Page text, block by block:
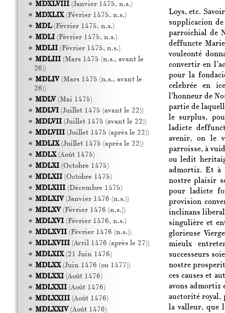
Loys, etc.
supplicacion
parroichial de
deffuncte
vouleonté
convertir en
pour la
celebrée en
l’honneur de
partie de
le surplus,
ladicte
avenir, on le
parroisse, à
ou ledit
admortiz. Et à
nostre plaisir
pour ladicte
provision
inclinans
singulière et
glorieuse
mieulx
successeurs
nostre
ces causes et
avons admortiz
auctorité royal,
la valleur, que
MDXLVIII(Janvier 1475, n.s.)
MDXLIX(Février 1475, n.s.)
MDL(Février 1475, n.s.)
MDLI(Février 1475, n.s.)
MDLII(Février 1475, n.s.)
MDLIII(Mars 1475 (n.s., avant le
26))
MDLIV(Mars 1475 (n.s., avant le
26))
MDLV(Mai 1475)
MDLVI(Juillet 1475 (avant le 22))
MDLVII(Juillet 1475 (avant le 22))
MDLVIII(Juillet 1475 (après le 22))
MDLIX(Juillet 1475 (après le 22))
MDLX(Août 1475)
MDLXI(Octobre 1475)
MDLXII(Octobre 1475)
MDLXIII(Décembre 1475)
MDLXIV(Janvier 1476 (n.s.))
MDLXV(Février 1476 (n.s.))
MDLXVI(Février 1476, n.s.)
MDLXVII(Février 1476 (n.s.))
MDLXVIII(Avril 1476 (après le 27))
MDLXIX(21 Juin 1476)
MDLXX(Juin 1476 (ou 1477))
MDLXXI(Août 1476)
MDLXXII(Août 1476)
MDLXXIII(Août 1476)
MDLXXIV(Août 1476)